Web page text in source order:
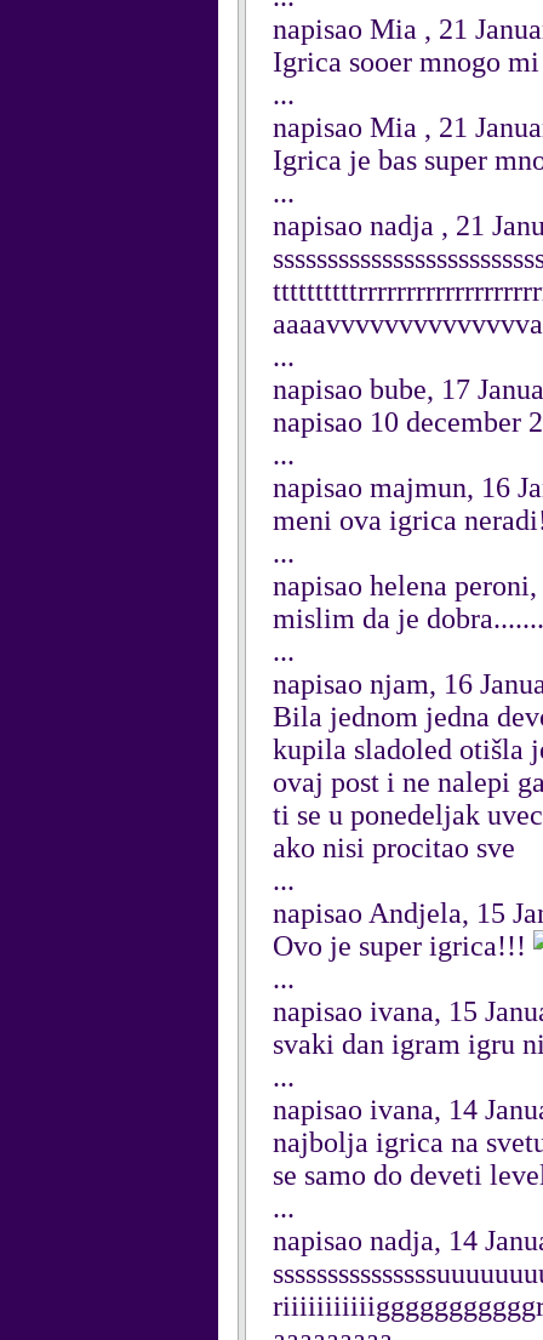
napisao Mia , 21
Igrica sooer mnogo
...
napisao Mia , 21
Igrica je bas super
...
napisao nadja , 21
...
napisao bube, 17
napisao 10 december
...
napisao majmun, 16
meni ova igrica
...
napisao helena
mislim da je
...
napisao njam, 16
Bila jednom jedna
kupila sladoled otišla
ovaj post i ne nalepi
ti se u ponedeljak
ako nisi procitao sve
...
napisao Andjela, 15
Ovo je super igrica!!!
...
napisao ivana, 15
svaki dan igram igru
...
napisao ivana, 14
najbolja igrica na
se samo do deveti
...
napisao nadja, 14